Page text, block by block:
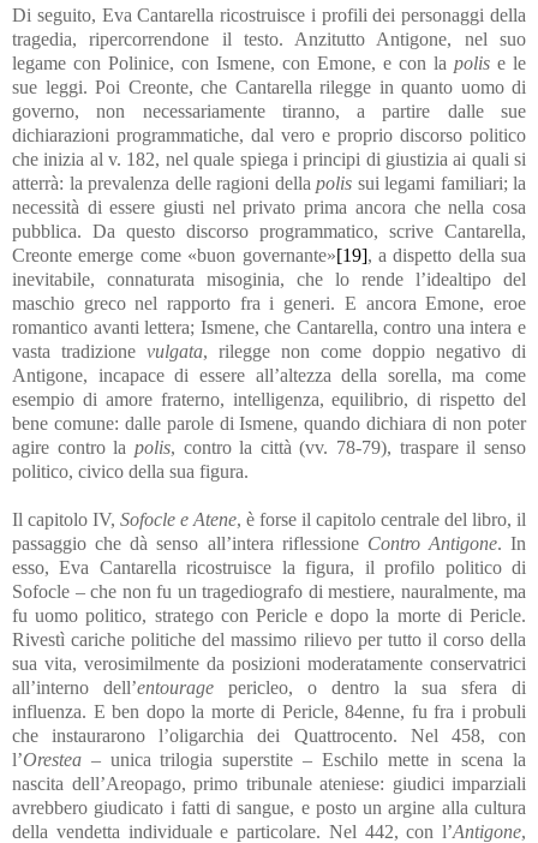
Di seguito, Eva Cantarella ricostruisce i profili dei personaggi della
tragedia, ripercorrendone il testo. Anzitutto Antigone, nel suo
legame con Polinice, con Ismene, con Emone, e con la polis e le
sue leggi. Poi Creonte, che Cantarella rilegge in quanto uomo di
governo, non necessariamente tiranno, a partire dalle sue
dichiarazioni programmatiche, dal vero e proprio discorso politico
che inizia al v. 182, nel quale spiega i principi di giustizia ai quali si
atterrà: la prevalenza delle ragioni della polis sui legami familiari; la
necessità di essere giusti nel privato prima ancora che nella cosa
pubblica. Da questo discorso programmatico, scrive Cantarella,
Creonte emerge come «buon governante»[19], a dispetto della sua
inevitabile, connaturata misoginia, che lo rende l’idealtipo del
maschio greco nel rapporto fra i generi. E ancora Emone, eroe
romantico avanti lettera; Ismene, che Cantarella, contro una intera e
vasta tradizione vulgata, rilegge non come doppio negativo di
Antigone, incapace di essere all’altezza della sorella, ma come
esempio di amore fraterno, intelligenza, equilibrio, di rispetto del
bene comune: dalle parole di Ismene, quando dichiara di non poter
agire contro la polis, contro la città (vv. 78-79), traspare il senso
politico, civico della sua figura.
Il capitolo IV, Sofocle e Atene, è forse il capitolo centrale del libro, il
passaggio che dà senso all’intera riflessione Contro Antigone. In
esso, Eva Cantarella ricostruisce la figura, il profilo politico di
Sofocle – che non fu un tragediografo di mestiere, nauralmente, ma
fu uomo politico, stratego con Pericle e dopo la morte di Pericle.
Rivestì cariche politiche del massimo rilievo per tutto il corso della
sua vita, verosimilmente da posizioni moderatamente conservatrici
all’interno dell’entourage pericleo, o dentro la sua sfera di
influenza. E ben dopo la morte di Pericle, 84enne, fu fra i probuli
che instaurarono l’oligarchia dei Quattrocento. Nel 458, con
l’Orestea – unica trilogia superstite – Eschilo mette in scena la
nascita dell’Areopago, primo tribunale ateniese: giudici imparziali
avrebbero giudicato i fatti di sangue, e posto un argine alla cultura
della vendetta individuale e particolare. Nel 442, con l’Antigone,